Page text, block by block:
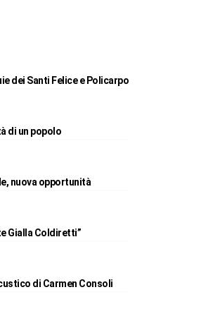
dei Santi Felice e Policarpo
di un popolo
nuova opportunità
Gialla Coldiretti”
di Carmen Consoli